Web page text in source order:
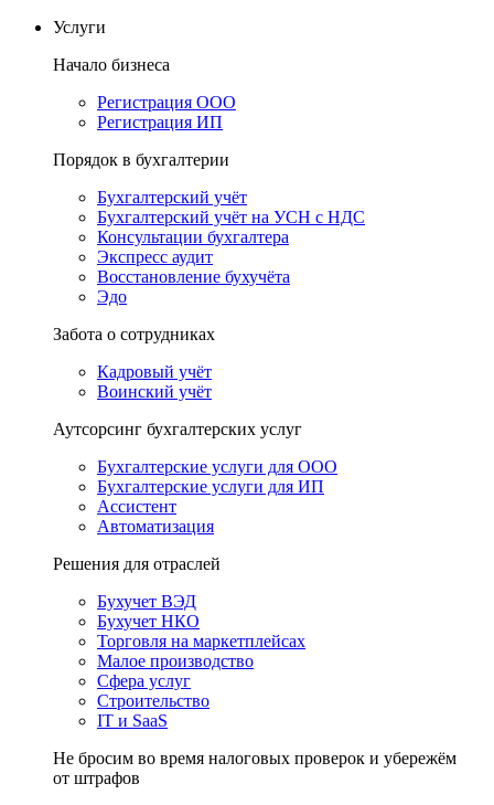
Услуги
Начало бизнеса
Регистрация ООО
Регистрация ИП
Порядок в бухгалтерии
Бухгалтерский учёт
Бухгалтерский учёт на УСН с НДС
Консультации бухгалтера
Экспресс аудит
Восстановление бухучёта
Эдо
Забота о сотрудниках
Кадровый учёт
Воинский учёт
Аутсорсинг бухгалтерских услуг
Бухгалтерские услуги для ООО
Бухгалтерские услуги для ИП
Ассистент
Автоматизация
Решения для отраслей
Бухучет ВЭД
Бухучет НКО
Торговля на маркетплейсах
Малое производство
Сфера услуг
Строительство
IT и SaaS
Не бросим во время налоговых проверок и убережём
от штрафов